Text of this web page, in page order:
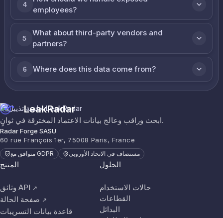
4
employees?
5
What about third-party vendors and
partners?
6 Where does this data come from?
LeakRadar
ابحث وراقب وعالج بيانات الاعتماد المخترقة في ثوانٍ.
Radar Forge SASU
60 rue François 1er, 75008 Paris, France
متوافق مع GDPR مستضاف في الاتحاد الأوروبي
المنتج
وثائق API ↗
صفحة الحالة ↗
قاعدة بيانات التسريبات
الحلول
حالات الاستخدام
القطاعات
البدائل